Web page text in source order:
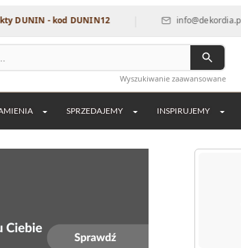
- kod DUNIN12 | info@dekordia.pl |
Wyszukiwanie zaawansowane
SPRZEDAJEMY INSPIRUJEMY